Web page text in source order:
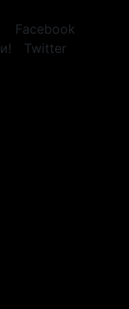
Facebook
Twitter